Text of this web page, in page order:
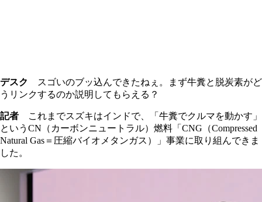
デスク
スゴいのブッ込んできたねぇ。まず牛糞と脱炭素がど
うリンクするのか説明してもらえる？
記者 これまでスズキはインドで、「牛糞でクルマを動かす」
というCN（カーボンニュートラル）燃料「CNG（Compressed
Natural Gas＝圧縮バイオメタンガス）」事業に取り組んできま
した。